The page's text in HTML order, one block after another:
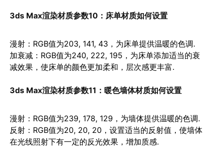
3ds Max渲染材质参数10： 床单材质如何设置
漫射 ：RGB值为203, 141, 43，为床单提供温暖的色调.
加衰减 ：RGB值为240, 222, 195，为床单添加适当的衰
减效果，使床单的颜色更加柔和，层次感更丰富.
3ds Max渲染材质参数11： 暖色墙体材质如何设置
漫射 ：RGB值为239, 178, 129，为墙体提供温暖的色调.
反射 ：RGB值为20, 20, 20，设置适当的反射值，使墙体
在光线照射下有一定的反光效果，增加质感.